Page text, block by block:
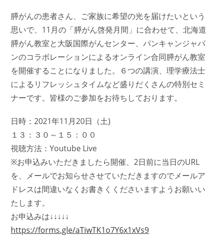
膵がんの患者さん、ご家族に希望の光を届けたいという
思いで、11月の「膵がん啓発月間」に合わせて、北海道
膵がん教室と大阪国際がんセンター、パンキャンジャパ
ンのコラボレーションによるオンライン合同膵がん教室
を開催することになりました。６つの講演、理学療法士
によるリフレッシュタイムなど盛りだくさんの特別セミ
ナーです。皆様のご参加をお待ちしております。
日時：2021年11月20日（土)
１３：３０～１５：００
視聴方法：Youtube Live
※お申込みいただきましたら開催、2日前に当日のURL
を、メールでお知らせさせていただきますのでメールア
ドレスは間違いなくお書きくくださいますようお願いい
たします。
お申込みは↓↓↓↓↓
https://forms.gle/aTiwTK1o7Y6x1xVs9